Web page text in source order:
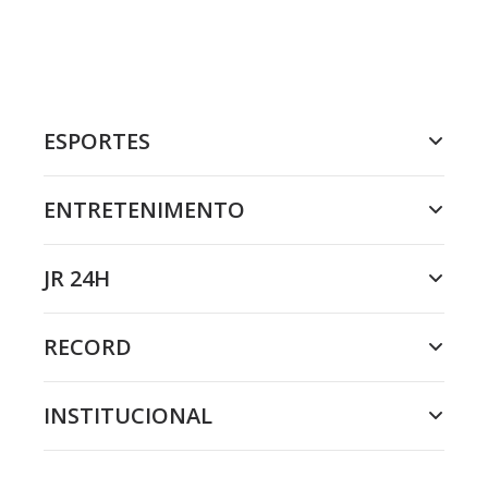
ESPORTES
ENTRETENIMENTO
JR 24H
RECORD
INSTITUCIONAL